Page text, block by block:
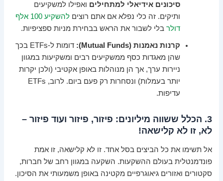
סיכונים אידיאלי למתחילים ואפילו למשקיעים
ותיקים. זה כלי נפלא אם אתם רוצים
להשקיע 100 אלף
דולר בלי לשבור את הראש בבחירת מניות ספציפיות.
קרנות נאמנות (Mutual Funds):
דומות ל-ETFs בכך
שהן מאגדות כסף ממשקיעים רבים ומשקיעות במגוון
ניירות ערך, אך הן מנוהלות באופן אקטיבי (ולכן יקרות
יותר בעמלות) ונסחרות רק פעם ביום. לרוב, ETFs
עדיפות.
3. הכלל ששווה מיליונים: פיזור, פיזור ועוד פיזור –
לא, זו לא קלישאה!
אל תשימו את כל הביצים בסל אחד. זו לא קלישאה, זו אמת
פונדמנטלית בעולם ההשקעות. השקעה במגוון רחב של חברות,
סקטורים ואזורים גיאוגרפיים מקטינה באופן משמעותי את הסיכון.